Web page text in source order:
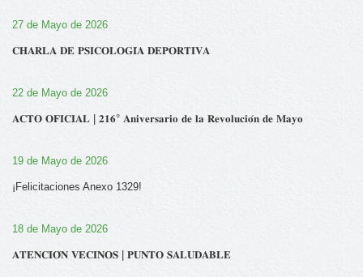
27 de Mayo de 2026
𝐂𝐇𝐀𝐑𝐋𝐀 𝐃𝐄 𝐏𝐒𝐈𝐂𝐎𝐋𝐎𝐆𝐈́𝐀 𝐃𝐄𝐏𝐎𝐑𝐓𝐈𝐕𝐀
22 de Mayo de 2026
𝐀𝐂𝐓𝐎 𝐎𝐅𝐈𝐂𝐈𝐀𝐋 | 𝟐𝟏𝟔° 𝐀𝐧𝐢𝐯𝐞𝐫𝐬𝐚𝐫𝐢𝐨 𝐝𝐞 𝐥𝐚 𝐑𝐞𝐯𝐨𝐥𝐮𝐜𝐢𝐨́𝐧 𝐝𝐞 𝐌𝐚𝐲𝐨
19 de Mayo de 2026
¡Felicitaciones Anexo 1329!
18 de Mayo de 2026
𝐀𝐓𝐄𝐍𝐂𝐈𝐎́𝐍 𝐕𝐄𝐂𝐈𝐍𝐎𝐒 | 𝐏𝐔𝐍𝐓𝐎 𝐒𝐀𝐋𝐔𝐃𝐀𝐁𝐋𝐄